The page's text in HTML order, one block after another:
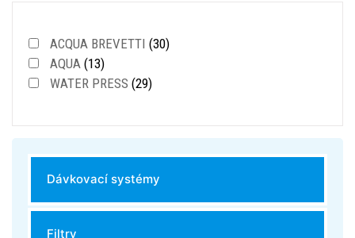
ACQUA BREVETTI (30)
AQUA (13)
WATER PRESS (29)
Dávkovací systémy
Filtry